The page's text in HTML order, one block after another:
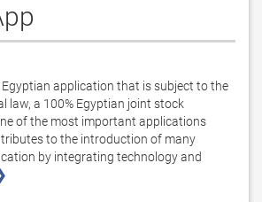
application that is subject to the
law, a 100% Egyptian joint stock
of the most important applications
to the introduction of many
by integrating technology and